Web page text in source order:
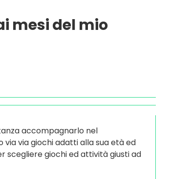
mesi del mio
accompagnarlo nel
via giochi adatti alla sua età ed
scegliere giochi ed attività giusti ad